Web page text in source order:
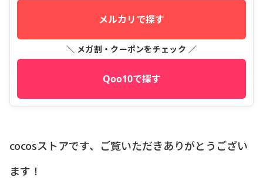
メルカリで探す
＼ メガ割・クーポンをチェック ／
Qoo10で探す
cocosストアです、ご覧いただきありがとうござい
ます！